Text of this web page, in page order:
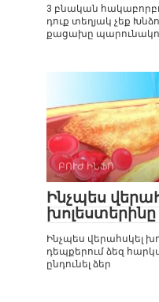
3 բնական
դուք տեղյակ չեք
քացախը
ԲՈՒԺ ԻՆՖՈ
Ինչպես
Ինչպես վերահսկել
դեպքերում ձեզ
ընդունել ձեր